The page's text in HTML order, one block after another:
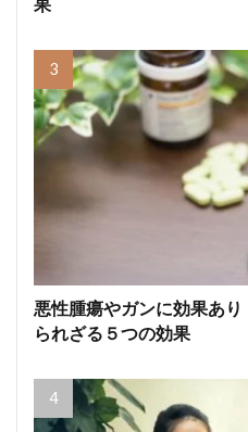
悪性腫瘍やガンに効果あ
られざる５つの効果